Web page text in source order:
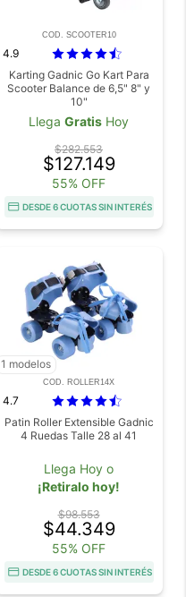
COD. SCOOTER10
4.9
Karting Gadnic Go Kart Para
Scooter Balance de 6,5" 8" y
10"
Llega Gratis Hoy
$282.553
$127.149
55% OFF
DESDE 6 CUOTAS SIN INTERÉS
1 modelos
COD. ROLLER14X
4.7
Patin Roller Extensible Gadnic
4 Ruedas Talle 28 al 41
Llega Hoy o
¡Retiralo hoy!
$98.553
$44.349
55% OFF
DESDE 6 CUOTAS SIN INTERÉS